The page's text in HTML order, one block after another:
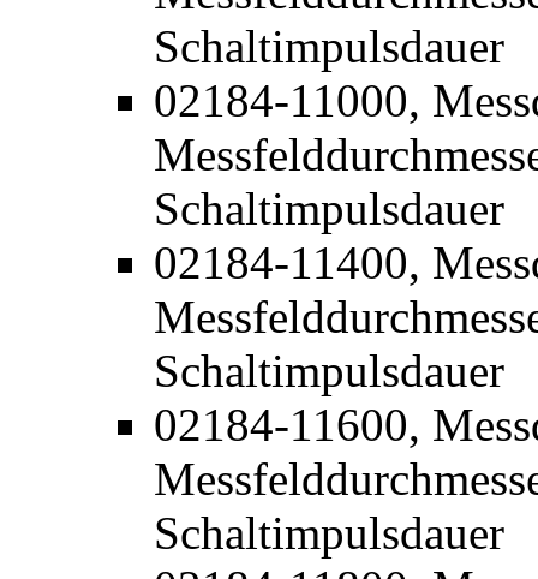
Schaltimpulsdauer
02184-11000,
Schaltimpulsdauer
02184-11400,
Schaltimpulsdauer
02184-11600,
Schaltimpulsdauer